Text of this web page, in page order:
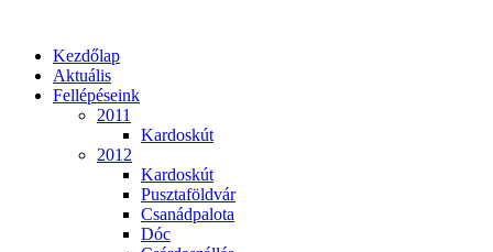
Kezdőlap
Aktuális
Fellépéseink
2011
Kardoskút
2012
Kardoskút
Pusztaföldvár
Csanádpalota
Dóc